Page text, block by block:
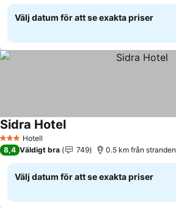
Välj datum för att se exakta priser
3 StjärnorHotell
Sidra HotelSe priser
8,4 Väldigt bra 749 0.5 km från stranden
Välj datum för att se exakta priser